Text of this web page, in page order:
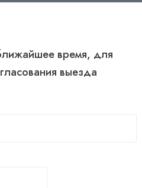
время, для
выезда